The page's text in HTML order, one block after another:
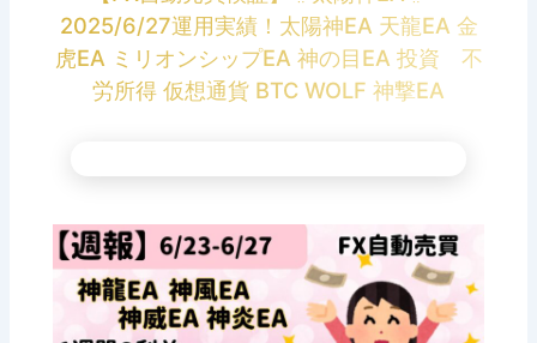
2025/6/27運用実績！太陽神EA 天龍EA 金
虎EA ミリオンシップEA 神の目EA 投資 不
労所得 仮想通貨 BTC WOLF 神撃EA